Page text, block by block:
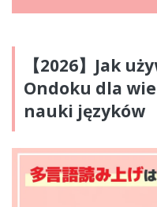
【2026】Jak
Ondoku dla
nauki języków